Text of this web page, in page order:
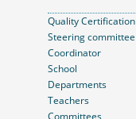
Quality Certification
Steering committee
Coordinator
School
Departments
Teachers
Committees